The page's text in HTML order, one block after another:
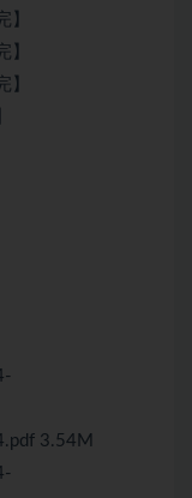
】
】
】
3.54M